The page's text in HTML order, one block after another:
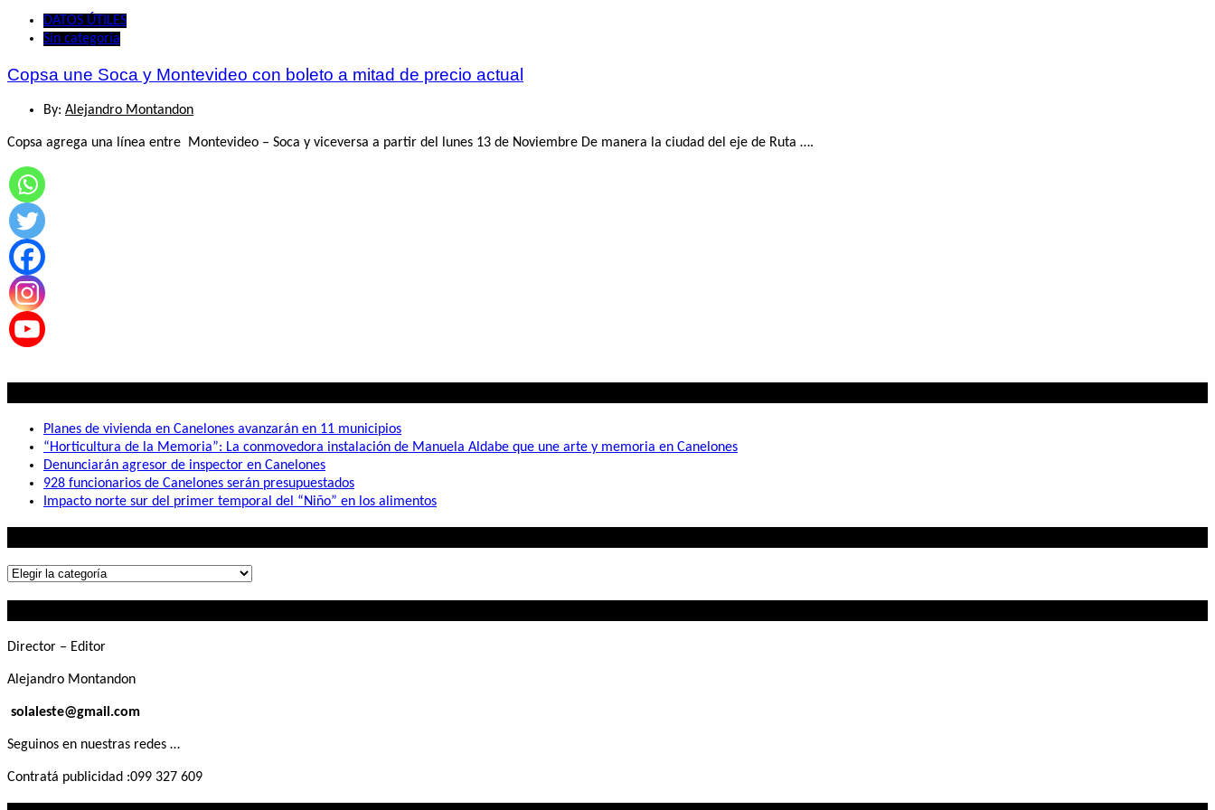
DATOS ÚTILES
Sin categoría
Copsa une Soca y Montevideo con boleto a mitad de precio actual
By: Alejandro Montandon
Copsa agrega una línea entre Montevideo – Soca y viceversa a partir del lunes 13 de Noviembre De manera la ciudad del eje de Ruta ….
Planes de vivienda en Canelones avanzarán en 11 municipios
“Horticultura de la Memoria”: La conmovedora instalación de Manuela Aldabe que une arte y memoria en Canelones
Denunciarán agresor de inspector en Canelones
928 funcionarios de Canelones serán presupuestados
Impacto norte sur del primer temporal del “Niño” en los alimentos
Lo
Director – Editor
Alejandro Montandon
solaleste@gmail.com
Seguinos en nuestras redes …
Contratá publicidad :099 327 609